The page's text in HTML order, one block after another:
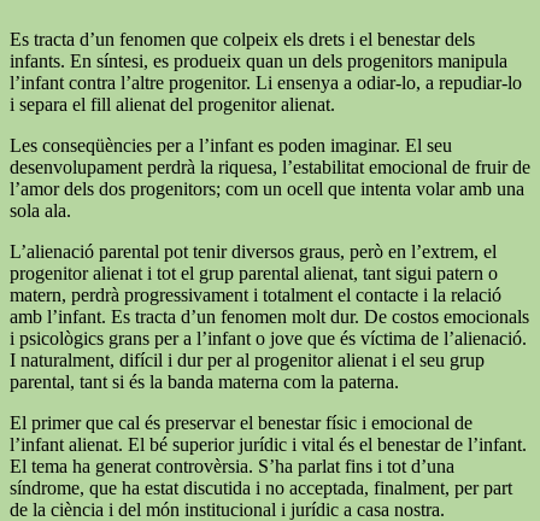
Es tracta d’un fenomen que colpeix els drets i el benestar dels
infants. En síntesi, es produeix quan un dels progenitors manipula
l’infant contra l’altre progenitor. Li ensenya a odiar-lo, a repudiar-lo
i separa el fill alienat del progenitor alienat.
Les conseqüències per a l’infant es poden imaginar. El seu
desenvolupament perdrà la riquesa, l’estabilitat emocional de fruir de
l’amor dels dos progenitors; com un ocell que intenta volar amb una
sola ala.
L’alienació parental pot tenir diversos graus, però en l’extrem, el
progenitor alienat i tot el grup parental alienat, tant sigui patern o
matern, perdrà progressivament i totalment el contacte i la relació
amb l’infant. Es tracta d’un fenomen molt dur. De costos emocionals
i psicològics grans per a l’infant o jove que és víctima de l’alienació.
I naturalment, difícil i dur per al progenitor alienat i el seu grup
parental, tant si és la banda materna com la paterna.
El primer que cal és preservar el benestar físic i emocional de
l’infant alienat. El bé superior jurídic i vital és el benestar de l’infant.
El tema ha generat controvèrsia. S’ha parlat fins i tot d’una
síndrome, que ha estat discutida i no acceptada, finalment, per part
de la ciència i del món institucional i jurídic a casa nostra.